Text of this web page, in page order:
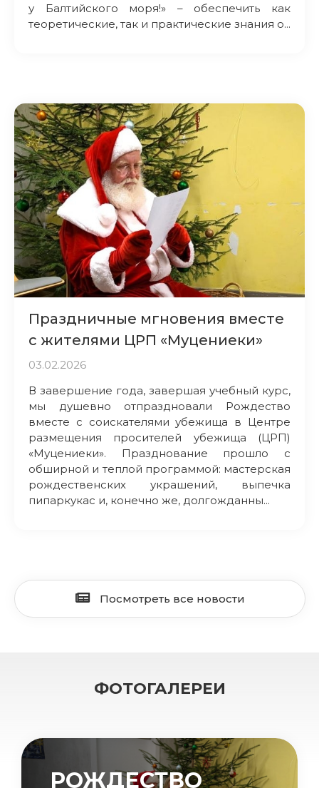
у Балтийского моря!» – обеспечить как
теоретические, так и практические знания о...
Праздничные мгновения вместе
с жителями ЦРП «Муцениеки»
03.02.2026
В завершение года, завершая учебный курс,
мы душевно отпраздновали Рождество
вместе с соискателями убежища в Центре
размещения просителей убежища (ЦРП)
«Муцениеки». Празднование прошло с
обширной и теплой программой: мастерская
рождественских украшений, выпечка
пипаркукас и, конечно же, долгожданны...
Посмотреть все новости
ФОТОГАЛЕРЕИ
РОЖДЕСТВО